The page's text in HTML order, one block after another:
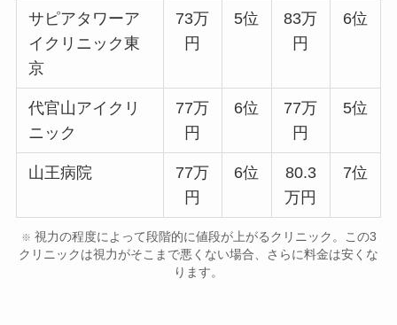
サピアタワーア
イクリニック東
京
73万
円
5位
83万
円
6位
代官山アイクリ
ニック
77万
円
6位
77万
円
5位
山王病院
77万
円
6位
80.3
万円
7位
※ 視力の程度によって段階的に値段が上がるクリニック。この3
クリニックは視力がそこまで悪くない場合、さらに料金は安くな
ります。